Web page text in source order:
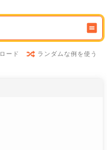
ード ランダムな例を使う